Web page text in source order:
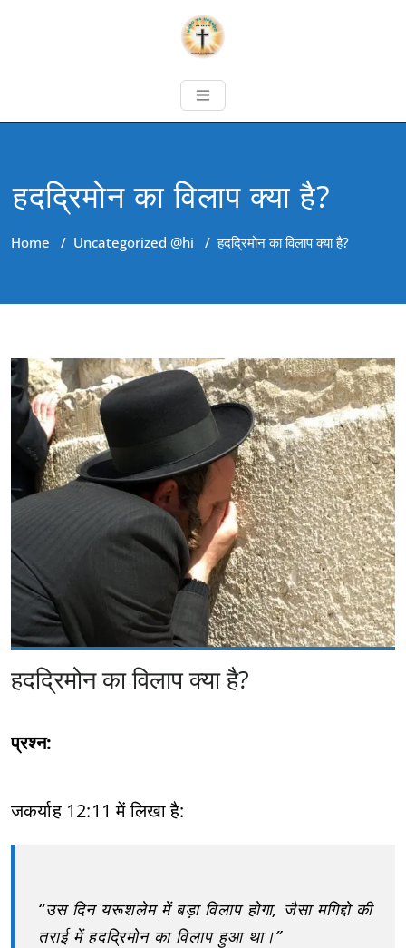
हदद्रिमोन का विलाप क्या है?
Home / Uncategorized @hi /हदद्रिमोन का विलाप क्या है?
हदद्रिमोन का विलाप क्या है?
प्रश्न:
जकर्याह 12:11 में लिखा है:
“उस दिन यरूशलेम में बड़ा विलाप होगा, जैसा मगिद्दो की
तराई में हदद्रिमोन का विलाप हुआ था।”